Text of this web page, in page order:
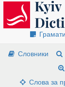
Словники
Слова за